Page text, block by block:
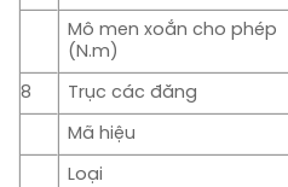
Mô men xoắn cho phép
(N.m)
8 Trục các đăng
Mã hiệu
Loại